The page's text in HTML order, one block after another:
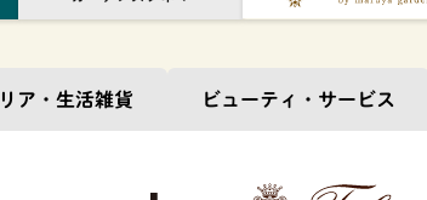
ア・ 生活雑貨 ビューティ・ サービス